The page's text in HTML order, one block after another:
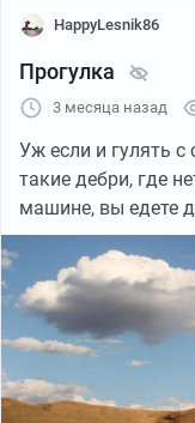
HappyLesnik86
Прогулка
3 месяца назад
Уж если и гулять с
такие дебри, где
машине, вы едете